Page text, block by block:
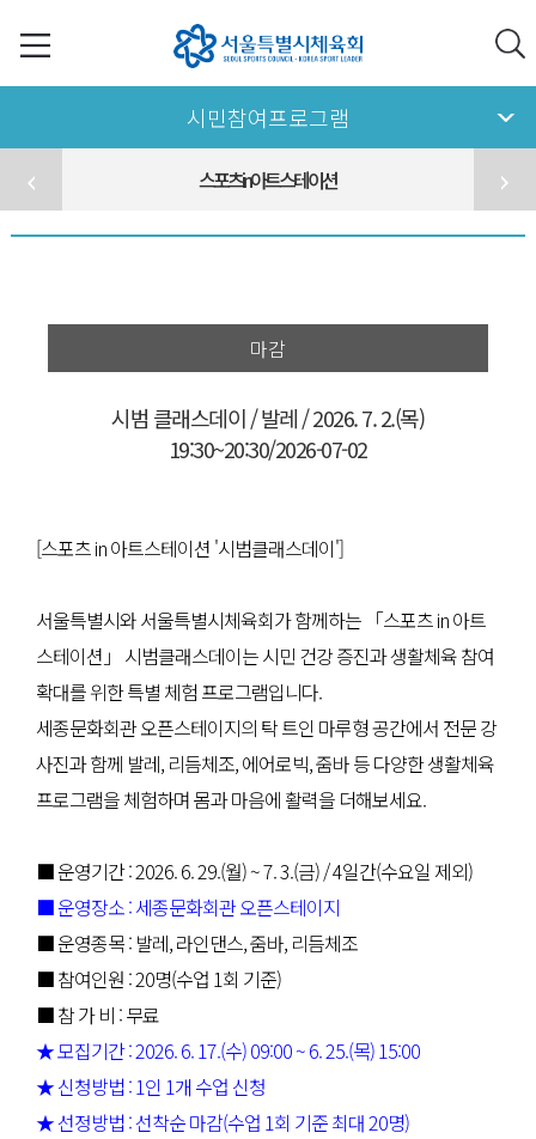
시민참여프로그램
스포츠in아트스테이션
마감
시범 클래스데이 / 발레 / 2026. 7. 2.(목)
19:30~20:30/2026-07-02
[스포츠 in 아트스테이션 '시범클래스데이']
서울특별시와 서울특별시체육회가 함께하는 「스포츠 in 아트
스테이션」 시범클래스데이는 시민 건강 증진과 생활체육 참여
확대를 위한 특별 체험 프로그램입니다.
세종문화회관 오픈스테이지의 탁 트인 마루형 공간에서 전문 강
사진과 함께 발레, 리듬체조, 에어로빅, 줌바 등 다양한 생활체육
프로그램을 체험하며 몸과 마음에 활력을 더해보세요.
■ 운영기간 : 2026. 6. 29.(월) ~ 7. 3.(금) / 4일간(수요일 제외)
■ 운영장소 : 세종문화회관 오픈스테이지
■ 운영종목 : 발레, 라인댄스, 줌바, 리듬체조
■ 참여인원 : 20명(수업 1회 기준)
■ 참 가 비 : 무료
★ 모집기간 : 2026. 6. 17.(수) 09:00 ~ 6. 25.(목) 15:00
★ 신청방법 : 1인 1개 수업 신청
★ 선정방법 : 선착순 마감(수업 1회 기준 최대 20명)